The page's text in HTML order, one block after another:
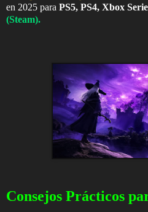
en 2025 para PS5, PS4, Xbox
(Steam).
Consejos Prácticos